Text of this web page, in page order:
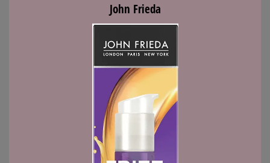
John Frieda